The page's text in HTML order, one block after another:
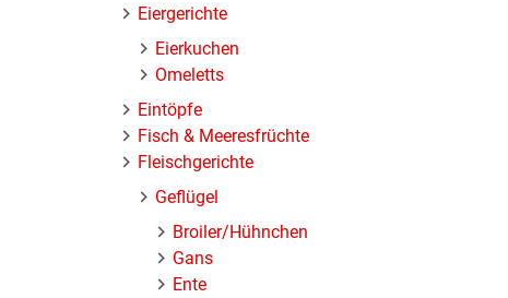
Eiergerichte
Eierkuchen
Omeletts
Eintöpfe
Fisch & Meeresfrüchte
Fleischgerichte
Geflügel
Broiler/Hühnchen
Gans
Ente